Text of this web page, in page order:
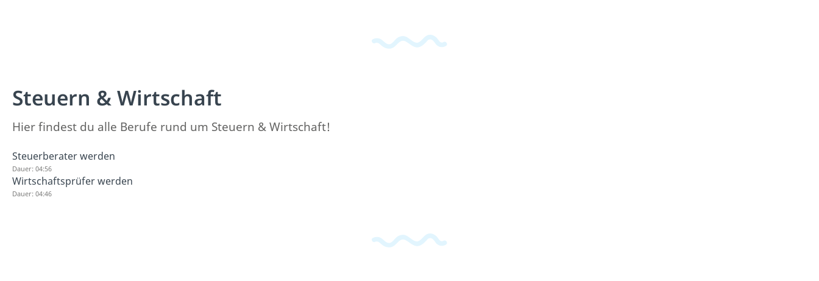
Steuern & Wirtschaft
Hier findest du alle Berufe rund um Steuern & Wirtschaft!
Steuerberater werden
Dauer: 04:56
Wirtschaftsprüfer werden
Dauer: 04:46